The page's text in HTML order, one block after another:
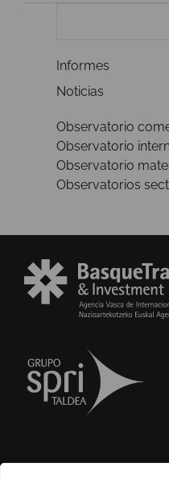
Informes
Noticias
Observatorio
Observatorio
Observatorio
Observatorios